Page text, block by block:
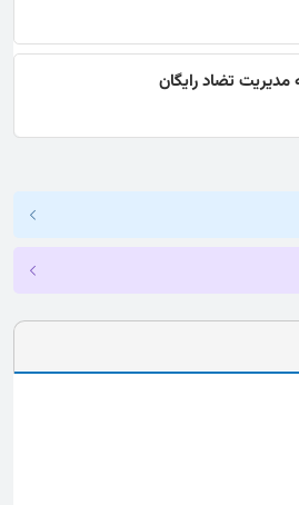
مدیریت تضاد رایگان